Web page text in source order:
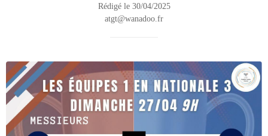
Rédigé le 30/04/2025
atgt@wanadoo.fr